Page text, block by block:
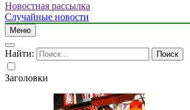
Новостная рассылка
Случайные новости
Меню
Найти:
Заголовки